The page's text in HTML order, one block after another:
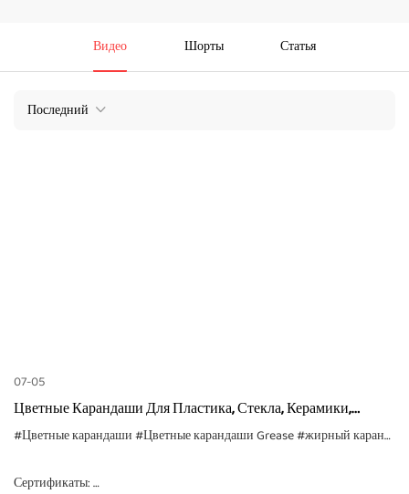
Видео Шорты Статья
Последний
07-05
Цветные Карандаши Для Пластика, Стекла, Керамики,
Металла, Дерева И Бумаги
#Цветные карандаши#Цветные карандаши Grease#жирный карандаш
Сертификаты: